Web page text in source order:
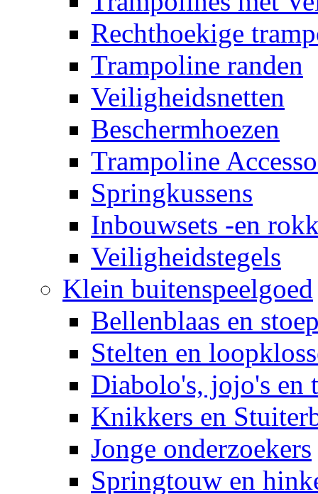
Rechthoekige
Trampoline randen
Veiligheidsnetten
Beschermhoezen
Trampoline
Springkussens
Inbouwsets -en
Veiligheidstegels
Klein buitenspeelgoed
Bellenblaas en
Stelten en
Diabolo's, jojo's en
Knikkers en
Jonge onderzoekers
Springtouw en